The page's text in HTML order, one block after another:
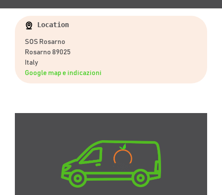
Location
SOS Rosarno
Rosarno 89025
Italy
Google map e indicazioni